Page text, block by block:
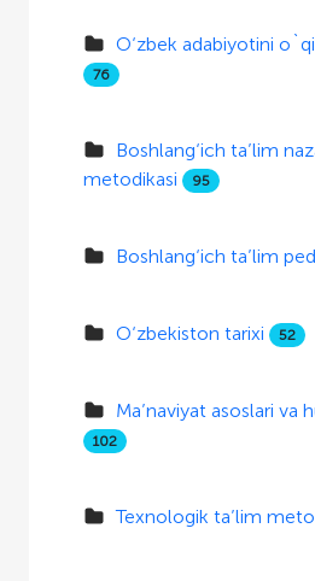
O‘zbek adabiyotini
76
Boshlang‘ich ta’lim
metodikasi
95
Boshlang‘ich ta’lim
O‘zbekiston tarixi 52
Ma’naviyat asoslari va
102
Texnologik ta’lim